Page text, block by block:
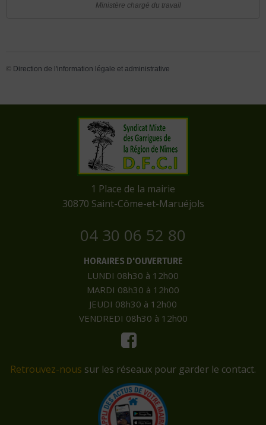
Ministère chargé du travail
© Direction de l'information légale et administrative
​1 Place de la mairie
​30870 Saint-Côme-et-Maruéjols
04 30 06 52 80
HORAIRES D'OUVERTURE
LUNDI 08h30 à 12h00
MARDI 08h30 à 12h00
JEUDI 08h30 à 12h00
VENDREDI 08h30 à 12h00
Retrouvez-nous sur les réseaux pour garder le contact.